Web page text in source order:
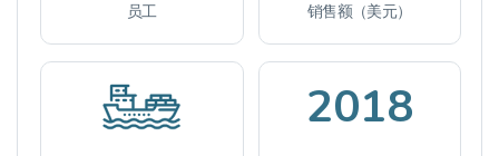
员工 销售额（美元）
2018